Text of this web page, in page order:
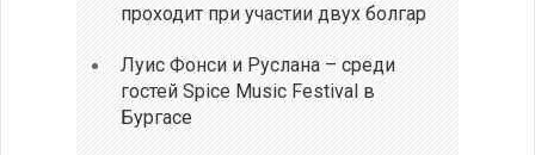
проходит при участии двух болгар
Луис Фонси и Руслана – среди
гостей Spice Music Festival в
Бургасе